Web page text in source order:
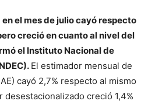
el mes de julio cayó respecto
creció en cuanto al nivel del
el Instituto Nacional de
El estimador mensual de
cayó 2,7% respecto al mismo
desestacionalizado creció 1,4%